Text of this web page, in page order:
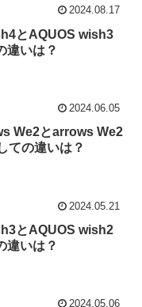
2024.08.17
とAQUOS wish3
違いは？
2024.06.05
We2とarrows We2
ての違いは？
2024.05.21
とAQUOS wish2
違いは？
2024.05.06